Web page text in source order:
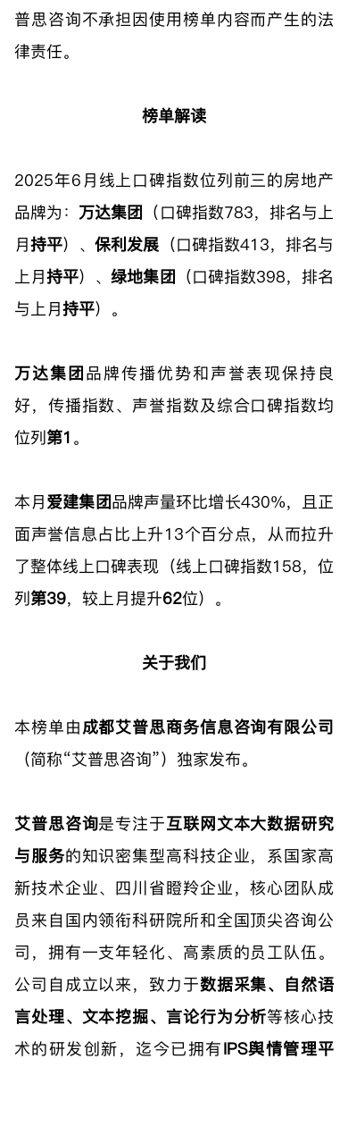
普思咨询不承担因使用榜单内容而产生的法
律责任。
榜单解读
2025年6月线上口碑指数位列前三的房地产
品牌为：万达集团 （口碑指数783，排名与上
月持平）、保利发展 （口碑指数413，排名与
上月持平）、绿地集团 （口碑指数398，排名
与上月持平）。
万达集团品牌传播优势和声誉表现保持良
好，传播指数、声誉指数及综合口碑指数均
位列第1 。
本月爱建集团品牌声量环比增长430%，且正
面声誉信息占比上升13个百分点，从而拉升
了整体线上口碑表现（线上口碑指数158，位
列第39，较上月提升62位）。
关于我们
本榜单由成都艾普思商务信息咨询有限公司
（简称“艾普思咨询”）独家发布。
艾普思咨询是专注于互联网文本大数据研究
与服务的知识密集型高科技企业，系国家高
新技术企业、四川省瞪羚企业，核心团队成
员来自国内领衔科研院所和全国顶尖咨询公
司，拥有一支年轻化、高素质的员工队伍。
公司自成立以来，致力于数据采集、自然语
言处理、文本挖掘、言论行为分析等核心技
术的研发创新，迄今已拥有IPS舆情管理平